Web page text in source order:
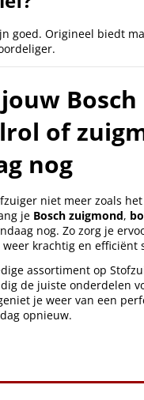
goed. Origineel biedt
Bosch
of
nog
niet meer zoals
je Bosch zuigmond,
nog. Zo zorg je
krachtig en efficiënt
assortiment op
de juiste onderdelen
je weer van een
opnieuw.